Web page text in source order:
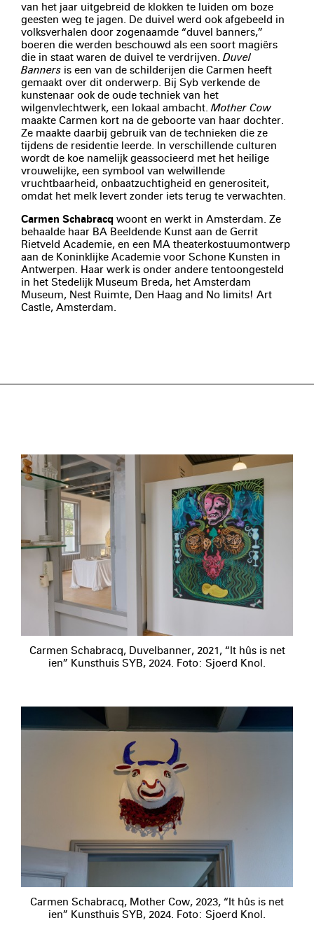
van het jaar uitgebreid de klokken te luiden om boze
geesten weg te jagen. De duivel werd ook afgebeeld in
volksverhalen door zogenaamde “duvel banners,”
boeren die werden beschouwd als een soort magiërs
die in staat waren de duivel te verdrijven.Duvel
Banners is een van de schilderijen die Carmen heeft
gemaakt over dit onderwerp. Bij Syb verkende de
kunstenaar ook de oude techniek van het
wilgenvlechtwerk, een lokaal ambacht.Mother Cow
maakte Carmen kort na de geboorte van haar dochter.
Ze maakte daarbij gebruik van de technieken die ze
tijdens de residentie leerde. In verschillende culturen
wordt de koe namelijk geassocieerd met het heilige
vrouwelijke, een symbool van welwillende
vruchtbaarheid, onbaatzuchtigheid en generositeit,
omdat het melk levert zonder iets terug te verwachten.
Carmen Schabracq woont en werkt in Amsterdam. Ze
behaalde haar BA Beeldende Kunst aan de Gerrit
Rietveld Academie, en een MA theaterkostuumontwerp
aan de Koninklijke Academie voor Schone Kunsten in
Antwerpen. Haar werk is onder andere tentoongesteld
in het Stedelijk Museum Breda, het Amsterdam
Museum, Nest Ruimte, Den Haag and No limits! Art
Castle, Amsterdam.
Carmen Schabracq, Duvelbanner, 2021, “It hûs is net
ien” Kunsthuis SYB, 2024. Foto: Sjoerd Knol.
Carmen Schabracq, Mother Cow, 2023, “It hûs is net
ien” Kunsthuis SYB, 2024. Foto: Sjoerd Knol.